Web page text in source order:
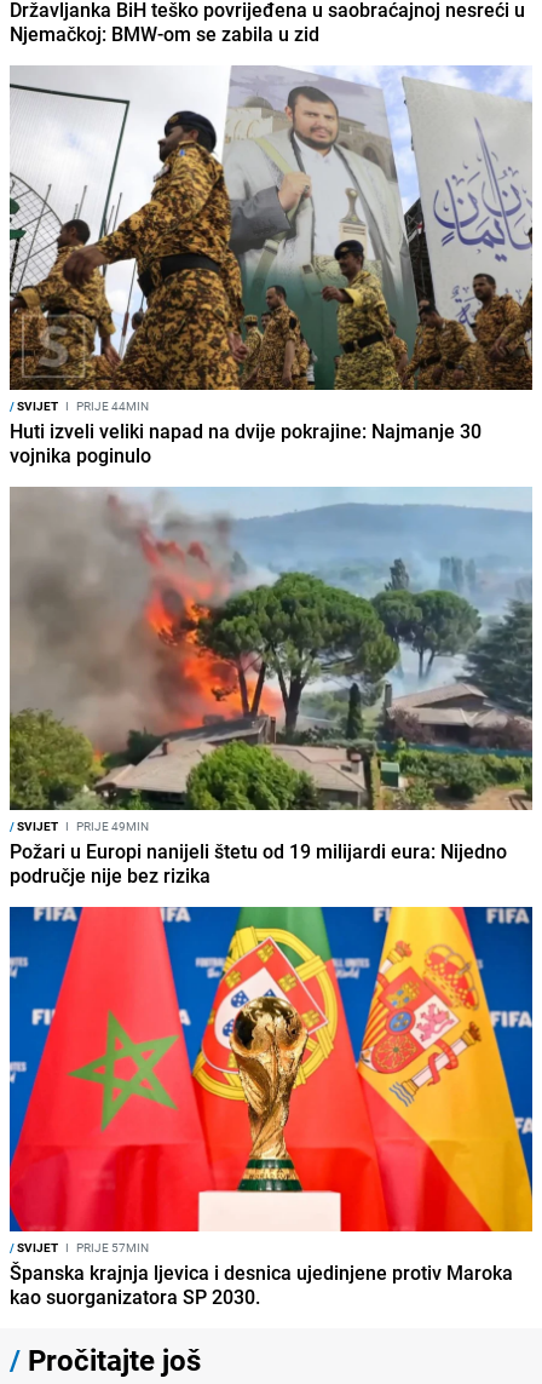
Državljanka BiH teško povrijeđena u saobraćajnoj nesreći u
Njemačkoj: BMW-om se zabila u zid
/SVIJET I PRIJE 44MIN
Huti izveli veliki napad na dvije pokrajine: Najmanje 30
vojnika poginulo
/SVIJET I PRIJE 49MIN
Požari u Europi nanijeli štetu od 19 milijardi eura: Nijedno
područje nije bez rizika
/SVIJET I PRIJE 57MIN
Španska krajnja ljevica i desnica ujedinjene protiv Maroka
kao suorganizatora SP 2030.
/ Pročitajte još